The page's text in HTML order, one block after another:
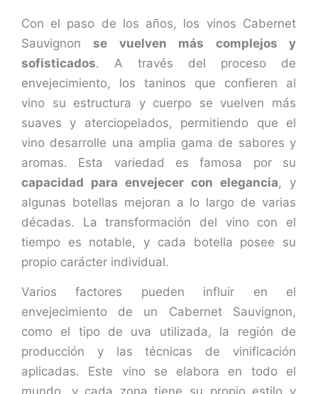
Con el paso de los años, los vinos Cabernet
Sauvignonse vuelven más complejos y
sofisticados. A través del proceso de
envejecimiento, los taninos que confieren al
vino su estructura y cuerpo se vuelven más
suaves y aterciopelados, permitiendo que el
vino desarrolle una amplia gama de sabores y
aromas. Esta variedad es famosa por su
capacidad para envejecer con elegancia, y
algunas botellas mejoran a lo largo de varias
décadas. La transformación del vino con el
tiempo es notable, y cada botella posee su
propio carácter individual.
Varios factores pueden influir en el
envejecimiento de un Cabernet Sauvignon,
como el tipo de uva utilizada, la región de
producción y las técnicas de vinificación
aplicadas. Este vino se elabora en todo el
mundo, y cada zona tiene su propio estilo y